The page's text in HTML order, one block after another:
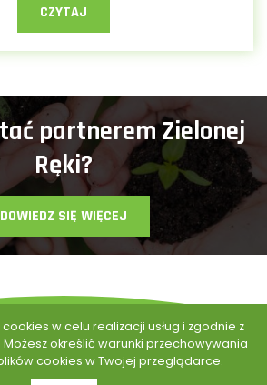
CZYTAJ
partnerem Zielonej
Ręki?
DOWIEDZ SIĘ WIĘCEJ
w celu realizacji usług i zgodnie z
. Możesz określić warunki przechowywania
cookies w Twojej przeglądarce.